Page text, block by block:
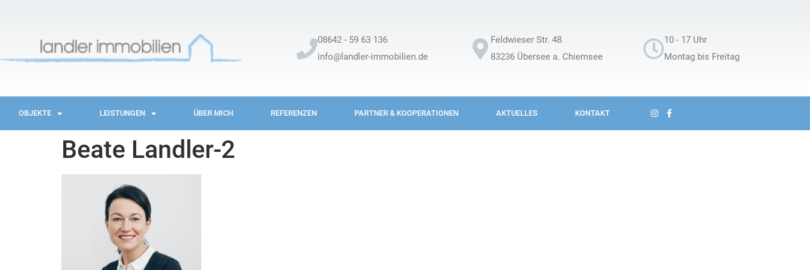
08642 - 59 63 136
info@landler-immobilien.de
Feldwieser Str. 48
83236 Übersee a. Chiemsee
10 - 17 Uhr
Montag bis Freitag
OBJEKTE LEISTUNGEN ÜBER MICH REFERENZEN PARTNER & KOOPERATIONEN AKTUELLES KONTAKT
Beate Landler-2